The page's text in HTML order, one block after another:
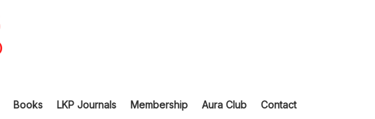
Books LKP Journals Membership Aura Club Contact